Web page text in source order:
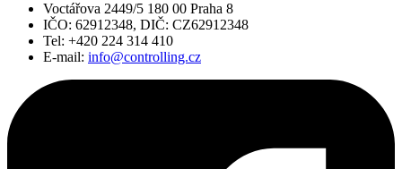
Voctářova 2449/5 180 00 Praha 8
IČO: 62912348, DIČ: CZ62912348
Tel: +420 224 314 410
E-mail: info@controlling.cz